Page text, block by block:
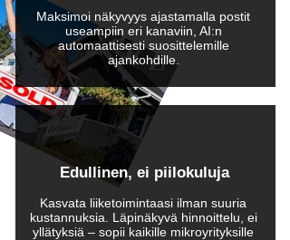
​Maksimoi näkyvyys ajastamalla postit
useampiin eri kanaviin, AI:n
automaattisesti suosittelemille
ajankohdille.
Edullinen, ei piilokuluja
Kasvata liiketoimintaasi ilman suuria
kustannuksia. Läpinäkyvä hinnoittelu, ei
yllätyksiä – sopii kaikille mikroyrityksille